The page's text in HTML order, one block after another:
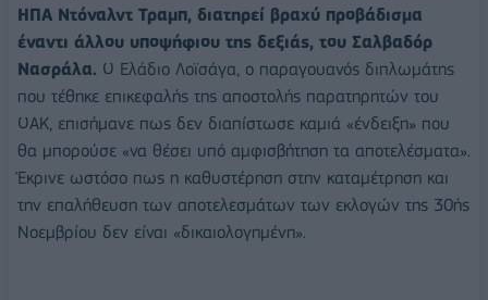
ΗΠΑ Ντόναλντ Τραμπ, διατηρεί βραχύ προβάδισμα
έναντι άλλου υποψήφιου της δεξιάς, του Σαλβαδόρ
Νασράλα. Ο Ελάδιο Λοϊσάγα, ο παραγουανός διπλωμάτης
που τέθηκε επικεφαλής της αποστολής παρατηρητών του
ΟΑΚ, επισήμανε πως δεν διαπίστωσε καμιά «ένδειξη» που
θα μπορούσε «να θέσει υπό αμφισβήτηση τα αποτελέσματα».
Έκρινε ωστόσο πως η καθυστέρηση στην καταμέτρηση και
την επαλήθευση των αποτελεσμάτων των εκλογών της 30ής
Νοεμβρίου δεν είναι «δικαιολογημένη».